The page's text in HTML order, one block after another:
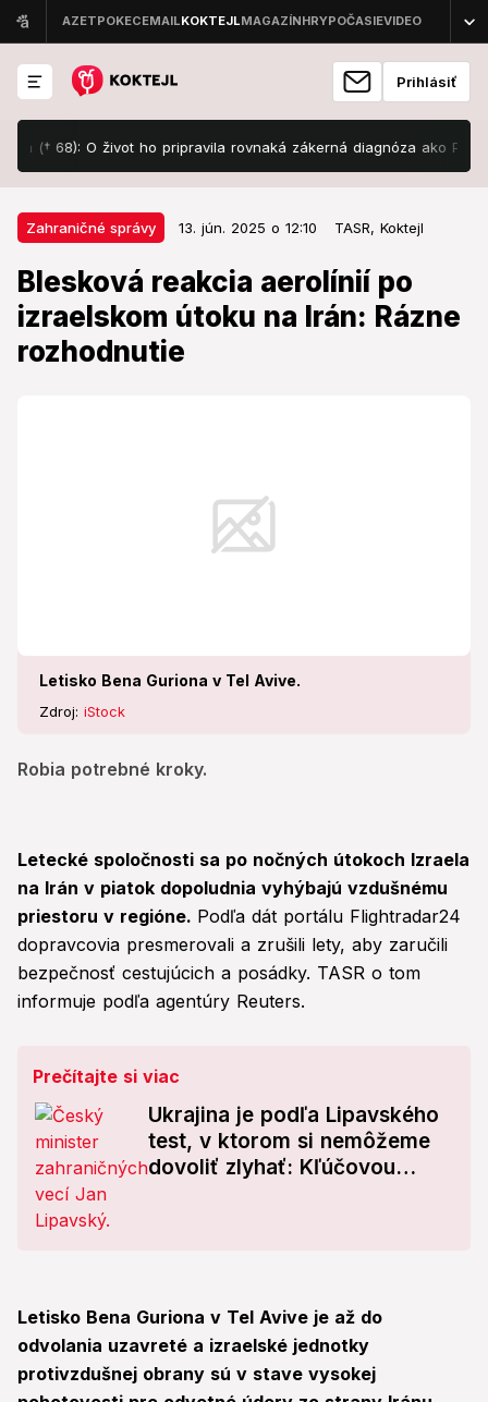
Prihlásiť
68): O život ho pripravila rovnaká zákerná diagnóza ako Patejdla!
Zahraničné správy 13. jún. 2025 o 12:10 TASR, Koktejl
Blesková reakcia aerolínií po
izraelskom útoku na Irán: Rázne
rozhodnutie
Letisko Bena Guriona v Tel Avive.
Zdroj: iStock
Robia potrebné kroky.
Zahraničné správy 13. jún. 2025 o 12:10
Blesková reakcia aerolínií po
izraelskom útoku na Irán: Rázne
rozhodnutie
Letecké spoločnosti sa po nočných útokoch Izraela
na Irán v piatok dopoludnia vyhýbajú vzdušnému
priestoru v regióne. Podľa dát portálu Flightradar24
dopravcovia presmerovali a zrušili lety, aby zaručili
bezpečnosť cestujúcich a posádky. TASR o tom
informuje podľa agentúry Reuters.
Prečítajte si viac
Ukrajina je podľa Lipavského
test, v ktorom si nemôžeme
dovoliť zlyhať: Kľúčovou
Letisko Bena Guriona v Tel Avive je až do
odvolania uzavreté a izraelské jednotky
protivzdušnej obrany sú v stave vysokej